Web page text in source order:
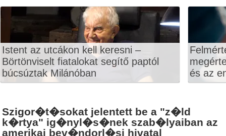
Istent az utcákon kell keresni –
Börtönviselt fiatalokat segítő paptól
búcsúztak Milánóban
és az
Szigor�t�sokat jelentett be a "z�ld
k�rtya" ig�nyl�s�nek szab�lyaiban az
amerikai bev�ndorl�si hivatal